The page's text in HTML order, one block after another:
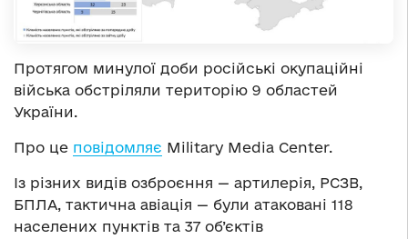
Протягом минулої доби російські окупаційні
війська обстріляли територію 9 областей
України.
Про це повідомляє Military Media Center.
Із різних видів озброєння — артилерія, РСЗВ,
БПЛА, тактична авіація — були атаковані 118
населених пунктів та 37 об’єктів